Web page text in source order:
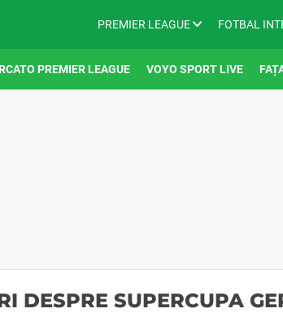
PREMIER LEAGUE FOTBAL
PREMIER LEAGUE VOYO SPORT LIVE
DESPRE SUPERCUPA